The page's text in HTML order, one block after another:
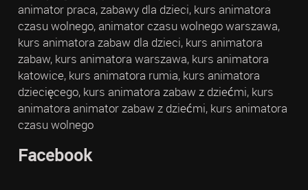
animator praca, zabawy dla dzieci, kurs animatora
czasu wolnego, animator czasu wolnego warszawa,
kurs animatora zabaw dla dzieci, kurs animatora
zabaw, kurs animatora warszawa, kurs animatora
katowice, kurs animatora rumia, kurs animatora
dziecięcego, kurs animatora zabaw z dziećmi, kurs
animatora animator zabaw z dziećmi, kurs animatora
czasu wolnego
Facebook